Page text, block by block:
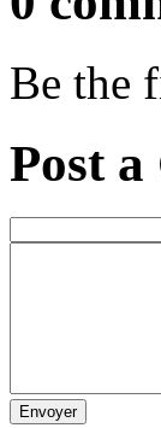
Be the
Post